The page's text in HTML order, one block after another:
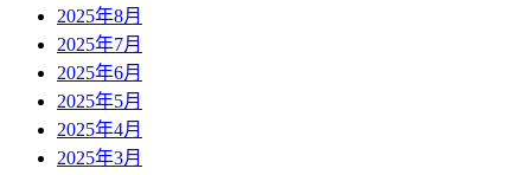
2025年8月
2025年7月
2025年6月
2025年5月
2025年4月
2025年3月